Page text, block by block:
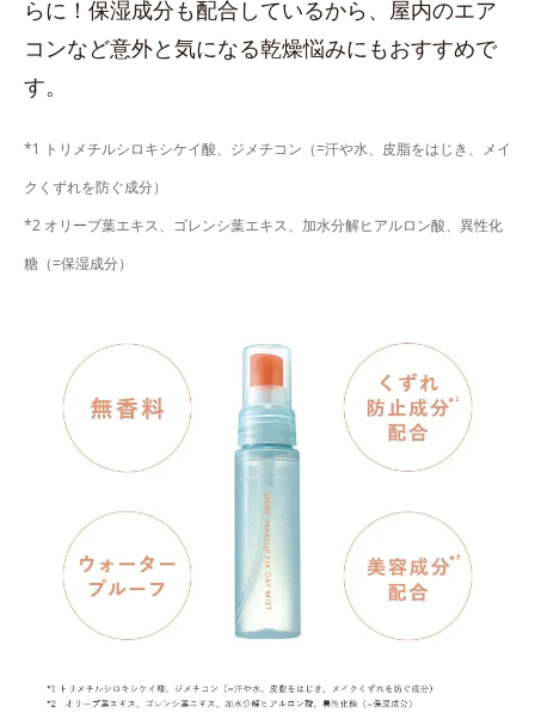
らに！保湿成分も配合しているから、屋内のエア
コンなど意外と気になる乾燥悩みにもおすすめで
す。
*1 トリメチルシロキシケイ酸、ジメチコン（=汗や水、皮脂をはじき、メイ
クくずれを防ぐ成分）
*2 オリーブ葉エキス、ゴレンシ葉エキス、加水分解ヒアルロン酸、異性化
糖（=保湿成分）